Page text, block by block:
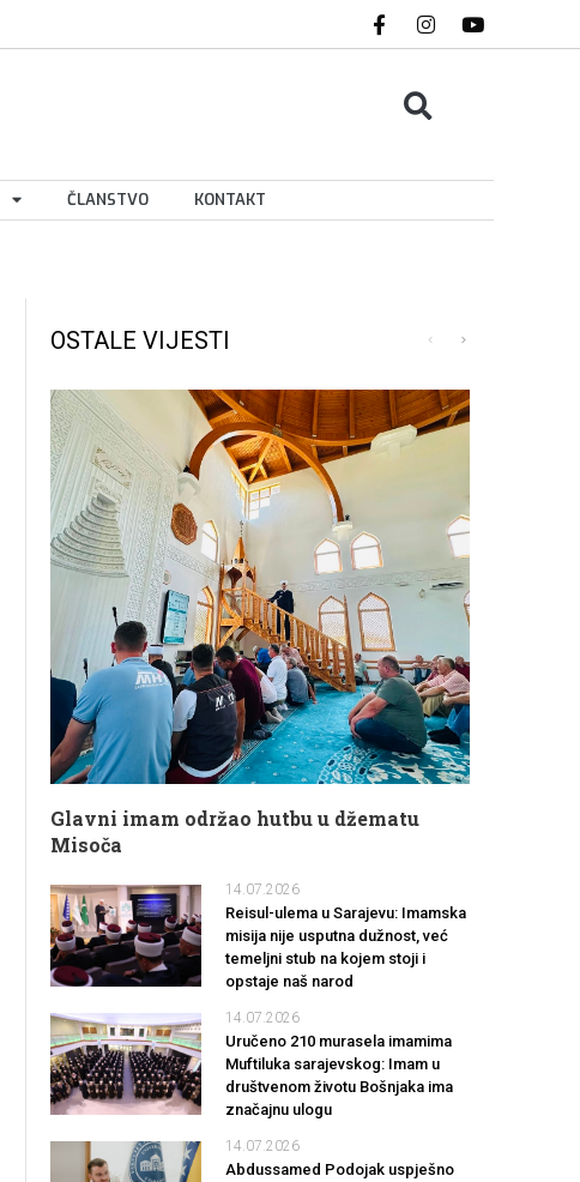
ČLANSTVO KONTAKT
OSTALE VIJESTI
Glavni imam održao hutbu u džematu
Misoča
14.07.2026
Reisul-ulema u Sarajevu: Imamska
misija nije usputna dužnost, već
temeljni stub na kojem stoji i
opstaje naš narod
14.07.2026
Uručeno 210 murasela imamima
Muftiluka sarajevskog: Imam u
društvenom životu Bošnjaka ima
značajnu ulogu
14.07.2026
Abdussamed Podojak uspješno